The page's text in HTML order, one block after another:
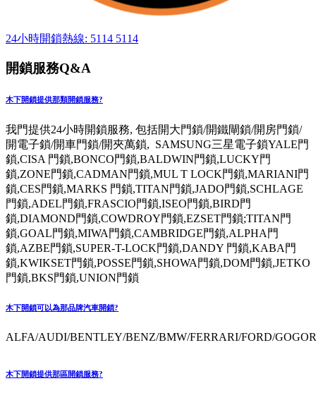
24小時開鎖熱線: 5114 5114
開鎖服務Q&A
木下開鎖提供那類開鎖服務?
我門提供24小時開鎖服務, 包括開大門鎖/開鐵閘鎖/開房門鎖/
開電子鎖/開車門鎖/開夾萬鎖, SAMSUNG三星電子鎖YALE門
鎖,CISA 門鎖,BONCO門鎖,BALDWIN門鎖,LUCKY門
鎖,ZONE門鎖,CADMAN門鎖,MUL T LOCK門鎖,MARIANI門
鎖,CES門鎖,MARKS 門鎖,TITAN門鎖,JADO門鎖,SCHLAGE
門鎖,ADEL門鎖,FRASCIO門鎖,ISEO門鎖,BIRD門
鎖,DIAMOND門鎖,COWDROY門鎖,EZSET門鎖;TITAN門
鎖,GOAL門鎖,MIWA門鎖,CAMBRIDGE門鎖,ALPHA門
鎖,AZBE門鎖,SUPER-T-LOCK門鎖,DANDY 門鎖,KABA門
鎖,KWIKSET門鎖,POSSE門鎖,SHOWA門鎖,DOM門鎖,JETKO
門鎖,BKS門鎖,UNION門鎖
木下開鎖可以為那品牌汽車開鎖?
ALFA/AUDI/BENTLEY/BENZ/BMW/FERRARI/FORD/
木下開鎖提供那區開鎖服務?